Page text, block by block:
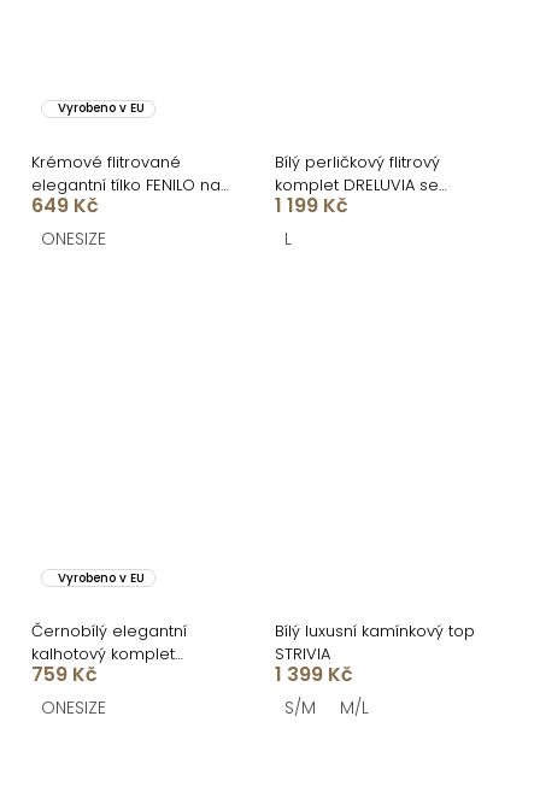
Vyrobeno v EU
Krémové flitrované
elegantní tílko FENILO na
ramínka
649 Kč
ONESIZE
Bílý perličkový flitrový
komplet DRELUVIA se
sukní
1 199 Kč
L
Vyrobeno v EU
Černobílý elegantní
kalhotový komplet
TAURIN
759 Kč
ONESIZE
Bílý luxusní kamínkový top
STRIVIA
1 399 Kč
S/M M/L